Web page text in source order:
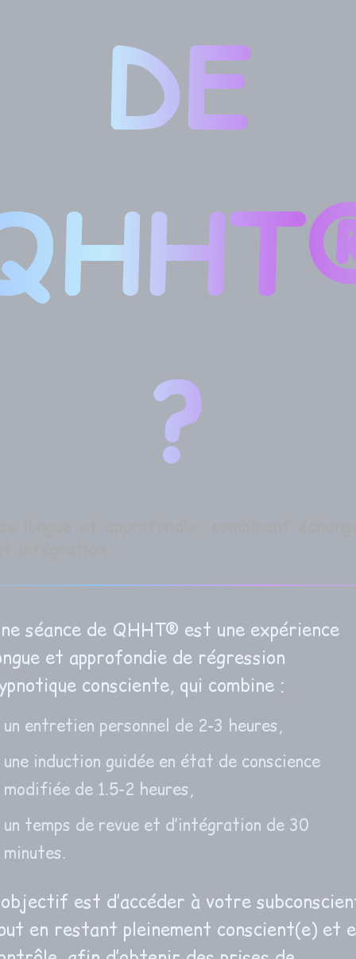
DE
?
séance de QHHT® est une expérience
et approfondie de régression
consciente, qui combine :
un entretien personnel de 2-3 heures,
une induction guidée en état de conscience
modifiée de 1.5-2 heures,
un temps de revue et d’intégration de 30
minutes.
est d’accéder à votre
en restant pleinement conscient(e) et